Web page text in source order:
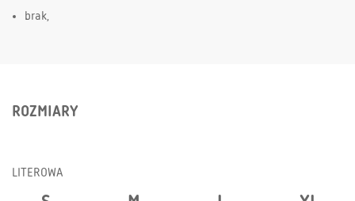
brak,
ROZMIARY
LITEROWA